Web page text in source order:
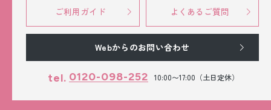
ご利用ガイド よくあるご質問
Webからのお問い合わせ
tel. 0120-098-252 10:00〜17:00（土日定休）